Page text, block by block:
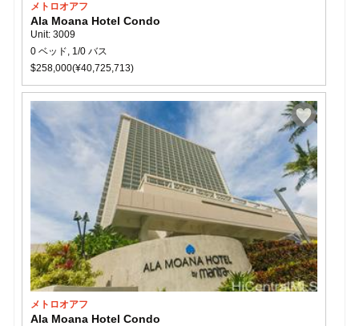
メトロオアフ
Ala Moana Hotel Condo
Unit: 3009
0 ベッド, 1/0 バス
$258,000(¥40,725,713)
メトロオアフ
Ala Moana Hotel Condo